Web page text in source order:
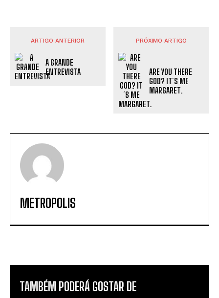
ARTIGO ANTERIOR
A GRANDE
ENTREVISTA
PRÓXIMO ARTIGO
ARE YOU THERE
GOD? IT´S ME
MARGARET.
METROPOLIS
TAMBÉM PODERÁ GOSTAR DE